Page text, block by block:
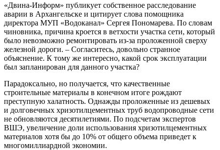
«Двина-Информ» публикует собственное расследование
аварии в Архангельске и цитирует слова помощника
директора МУП «Водоканал» Сергея Пономарева. По словам
чиновника, причина кроется в ветхости участка сети, который
было невозможно ремонтировать из-за проложенной сверху
железной дороги. – Согласитесь, довольно странное
объяснение. К тому же интересно, какой срок эксплуатации
был запланирован для данного участка?
Парадоксально, но получается, что качественные
строительные материалы в конечном итоге рождают
преступную халатность. Однажды проложенные из дешевых
и долговечных хризотилцементных труб водопроводные сети
не обновляются десятилетиями. По подсчетам экспертов
ВШЭ, увеличение доли использования хризотилцементных
материалов хотя бы до 10% от общего объема приведет к
многомиллиардной экономии.